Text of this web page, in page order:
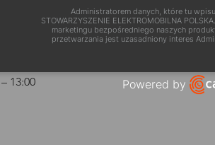
13:00
Administratorem danych, które tu
STOWARZYSZENIE ELEKTROMOBILNA
marketingu bezpośredniego naszych
przetwarzania jest uzasadniony interes
Powered by